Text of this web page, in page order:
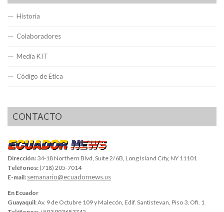
Historia
Colaboradores
Media KIT
Código de Ética
CONTACTO
Dirección: 34-18 Northern Blvd, Suite 2/6B, Long Island City, NY 11101
Teléfonos: (718) 205-7014
E-mail: semanario@ecuadornews.us
En Ecuador
Guayaquil:Av. 9 de Octubre 109 y Malecón, Edif. Santistevan, Piso 3, Ofi. 1